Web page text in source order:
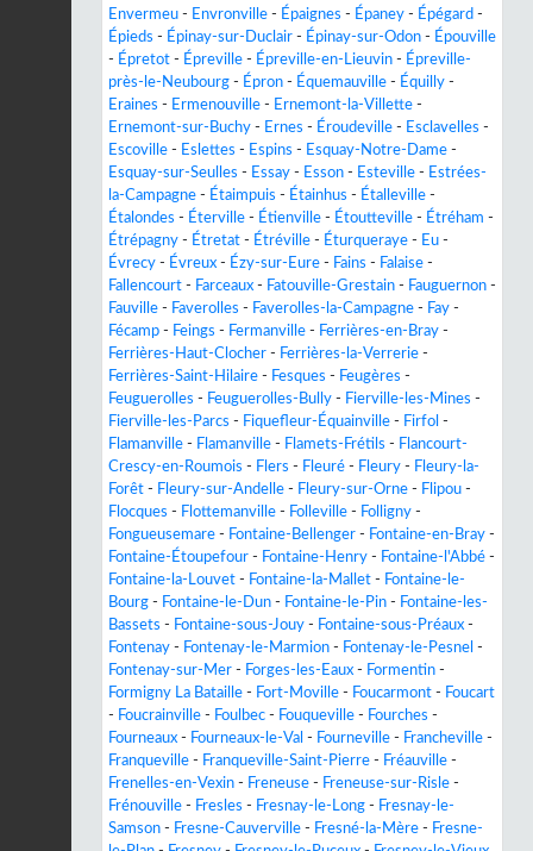
Envermeu - Envronville - Épaignes - Épaney - Épégard -
Épieds - Épinay-sur-Duclair - Épinay-sur-Odon - Épouville
- Épretot - Épreville - Épreville-en-Lieuvin - Épreville-
près-le-Neubourg - Épron - Équemauville - Équilly -
Eraines - Ermenouville - Ernemont-la-Villette -
Ernemont-sur-Buchy - Ernes - Éroudeville - Esclavelles -
Escoville - Eslettes - Espins - Esquay-Notre-Dame -
Esquay-sur-Seulles - Essay - Esson - Esteville - Estrées-
la-Campagne - Étaimpuis - Étainhus - Étalleville -
Étalondes - Éterville - Étienville - Étoutteville - Étréham -
Étrépagny - Étretat - Étréville - Éturqueraye - Eu -
Évrecy - Évreux - Ézy-sur-Eure - Fains - Falaise -
Fallencourt - Farceaux - Fatouville-Grestain - Fauguernon -
Fauville - Faverolles - Faverolles-la-Campagne - Fay -
Fécamp - Feings - Fermanville - Ferrières-en-Bray -
Ferrières-Haut-Clocher - Ferrières-la-Verrerie -
Ferrières-Saint-Hilaire - Fesques - Feugères -
Feuguerolles - Feuguerolles-Bully - Fierville-les-Mines -
Fierville-les-Parcs - Fiquefleur-Équainville - Firfol -
Flamanville - Flamanville - Flamets-Frétils - Flancourt-
Crescy-en-Roumois - Flers - Fleuré - Fleury - Fleury-la-
Forêt - Fleury-sur-Andelle - Fleury-sur-Orne - Flipou -
Flocques - Flottemanville - Folleville - Folligny -
Fongueusemare - Fontaine-Bellenger - Fontaine-en-Bray -
Fontaine-Étoupefour - Fontaine-Henry - Fontaine-l'Abbé -
Fontaine-la-Louvet - Fontaine-la-Mallet - Fontaine-le-
Bourg - Fontaine-le-Dun - Fontaine-le-Pin - Fontaine-les-
Bassets - Fontaine-sous-Jouy - Fontaine-sous-Préaux -
Fontenay - Fontenay-le-Marmion - Fontenay-le-Pesnel -
Fontenay-sur-Mer - Forges-les-Eaux - Formentin -
Formigny La Bataille - Fort-Moville - Foucarmont - Foucart
- Foucrainville - Foulbec - Fouqueville - Fourches -
Fourneaux - Fourneaux-le-Val - Fourneville - Francheville -
Franqueville - Franqueville-Saint-Pierre - Fréauville -
Frenelles-en-Vexin - Freneuse - Freneuse-sur-Risle -
Frénouville - Fresles - Fresnay-le-Long - Fresnay-le-
Samson - Fresne-Cauverville - Fresné-la-Mère - Fresne-